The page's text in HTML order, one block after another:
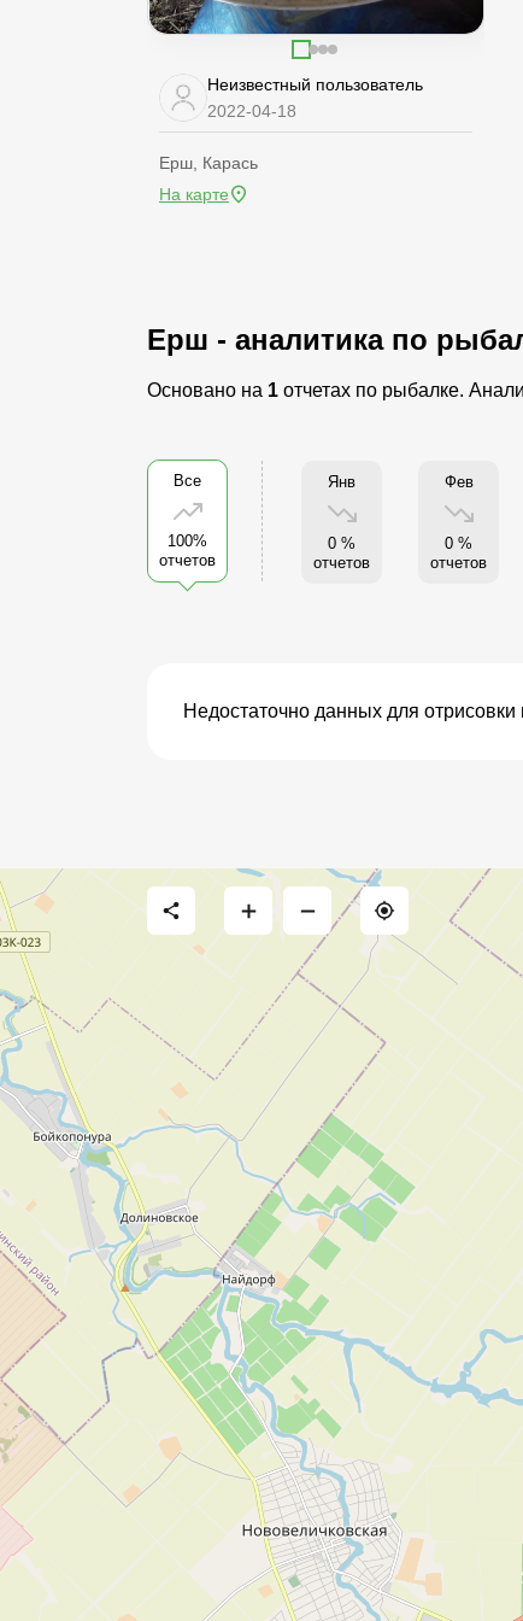
Неизвестный пользователь
2022-04-18
Ерш, Карась
На карте
Ерш - аналитика по
Основано на 1 отчетах по рыбалке.
Все
100%
отчетов
Янв
0 %
отчетов
Фев
0 %
отчетов
Недостаточно данных для отрисовки